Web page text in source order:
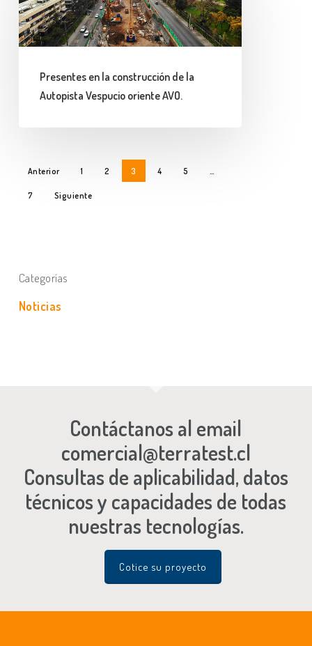
la
construcción
de
Autopista
Presentes en la construcción de la
Autopista Vespucio oriente AVO.
Anterior 1 2 3 4 5 …
7 Siguiente
Categorías
Noticias
Contáctanos al email
comercial@terratest.cl
Consultas de aplicabilidad, datos
técnicos y capacidades de todas
nuestras tecnologías.
Cotice su proyecto